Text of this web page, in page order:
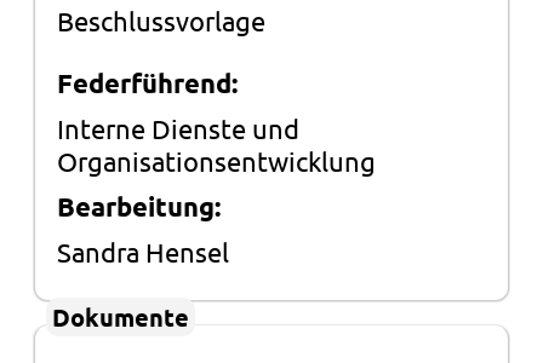
Beschlussvorlage
Federführend:
Interne Dienste und
Organisationsentwicklung
Bearbeitung:
Sandra Hensel
Dokumente